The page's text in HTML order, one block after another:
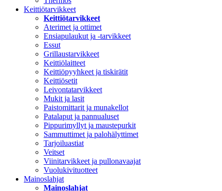
Keittiötarvikkeet
Keittiötarvikkeet
Aterimet ja ottimet
Ensiapulaukut ja -tarvikkeet
Essut
Grillaustarvikkeet
Keittiölaitteet
Keittiöpyyhkeet ja tiskirätit
Keittiösetit
Leivontatarvikkeet
Mukit ja lasit
Paistomittarit ja munakellot
Patalaput ja pannualuset
Pippurimyllyt ja maustepurkit
Sammuttimet ja palohälyttimet
Tarjoiluastiat
Veitset
Viinitarvikkeet ja pullonavaajat
Vuolukivituotteet
Mainoslahjat
Mainoslahjat